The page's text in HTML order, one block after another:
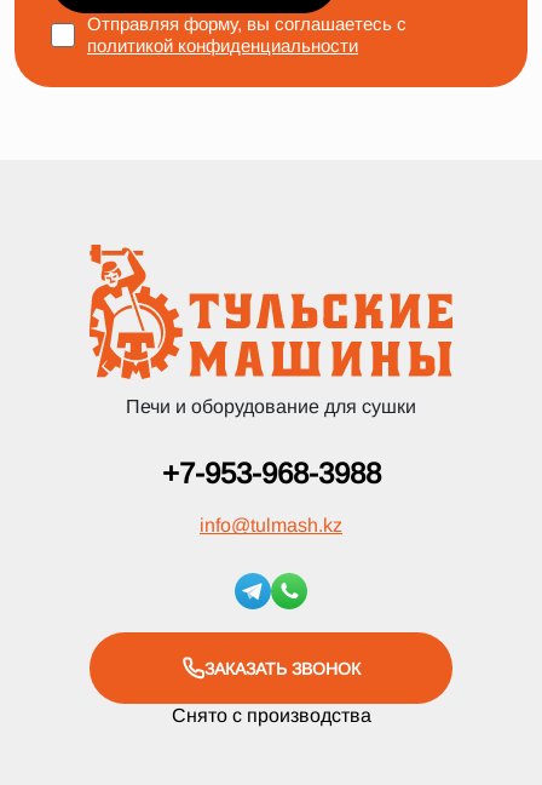
Отправляя форму, вы соглашаетесь с
политикой конфиденциальности
Печи и оборудование для сушки
+7-953-968-3988
info@tulmash.kz
ЗАКАЗАТЬ ЗВОНОК
Снято с производства